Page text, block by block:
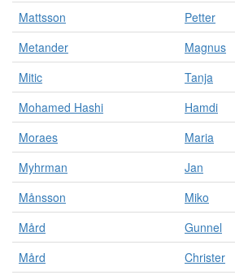
Mattsson
Petter
Metander
Magnus
Mitic
Tanja
Mohamed Hashi
Hamdi
Moraes
Maria
Myhrman
Jan
Månsson
Miko
Mård
Gunnel
Mård
Christer